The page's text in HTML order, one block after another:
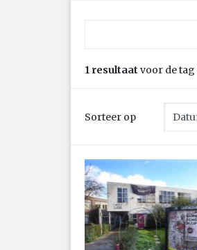
1 resultaat voor de tag
Sorteer op